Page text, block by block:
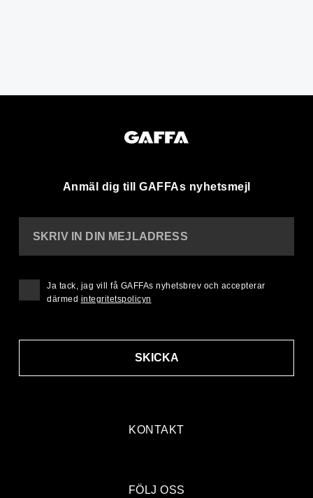
Anmäl dig till GAFFAs nyhetsmejl
KONTAKT
SKRIV IN DIN MEJLADRESS
SKICKA
Ja tack, jag vill få GAFFAs nyhetsbrev och accepterar
därmed integritetspolicyn
FÖLJ OSS